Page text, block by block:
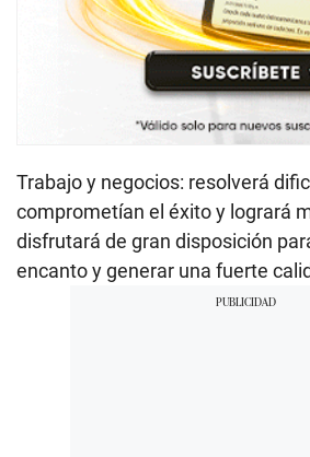
Trabajo y negocios: resolverá
comprometían el éxito y logrará
disfrutará de gran disposición
encanto y generar una fuerte